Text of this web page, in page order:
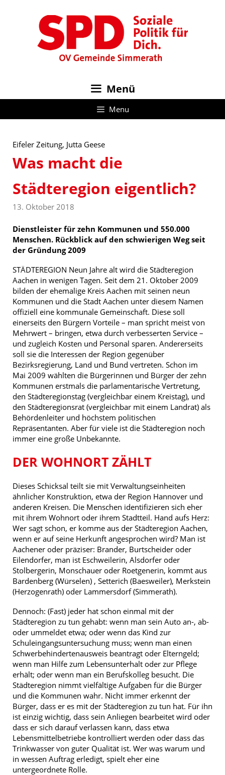
Menü
Menu
Eifeler Zeitung, Jutta Geese
Was macht die
Städteregion eigentlich?
13. Oktober 2018
Dienstleister für zehn Kommunen und 550.000
Menschen. Rückblick auf den schwierigen Weg seit
der Gründung 2009
STÄDTEREGION Neun Jahre alt wird die Städteregion
Aachen in wenigen Tagen. Seit dem 21. Oktober 2009
bilden der ehemalige Kreis Aachen mit seinen neun
Kommunen und die Stadt Aachen unter diesem Namen
offiziell eine kommunale Gemeinschaft. Diese soll
einerseits den Bürgern Vorteile – man spricht meist von
Mehrwert – bringen, etwa durch verbesserten Service –
und zugleich Kosten und Personal sparen. Andererseits
soll sie die Interessen der Region gegenüber
Bezirksregierung, Land und Bund vertreten. Schon im
Mai 2009 wählten die Bürgerinnen und Bürger der zehn
Kommunen erstmals die parlamentarische Vertretung,
den Städteregionstag (vergleichbar einem Kreistag), und
den Städteregionsrat (vergleichbar mit einem Landrat) als
Behördenleiter und höchstem politischen
Repräsentanten. Aber für viele ist die Städteregion noch
immer eine große Unbekannte.
DER WOHNORT ZÄHLT
Dieses Schicksal teilt sie mit Verwaltungseinheiten
ähnlicher Konstruktion, etwa der Region Hannover und
anderen Kreisen. Die Menschen identifizieren sich eher
mit ihrem Wohnort oder ihrem Stadtteil. Hand aufs Herz:
Wer sagt schon, er komme aus der Städteregion Aachen,
wenn er auf seine Herkunft angesprochen wird? Man ist
Aachener oder präziser: Brander, Burtscheider oder
Eilendorfer, man ist Eschweilerin, Alsdorfer oder
Stolbergerin, Monschauer oder Roetgenerin, kommt aus
Bardenberg (Würselen) , Setterich (Baesweiler), Merkstein
(Herzogenrath) oder Lammersdorf (Simmerath).
Dennoch: (Fast) jeder hat schon einmal mit der
Städteregion zu tun gehabt: wenn man sein Auto an-, ab-
oder ummeldet etwa; oder wenn das Kind zur
Schuleingangsuntersuchung muss; wenn man einen
Schwerbehindertenausweis beantragt oder Elterngeld;
wenn man Hilfe zum Lebensunterhalt oder zur Pflege
erhält; oder wenn man ein Berufskolleg besucht. Die
Städteregion nimmt vielfältige Aufgaben für die Bürger
und die Kommunen wahr. Nicht immer erkennt der
Bürger, dass er es mit der Städteregion zu tun hat. Für ihn
ist einzig wichtig, dass sein Anliegen bearbeitet wird oder
dass er sich darauf verlassen kann, dass etwa
Lebensmittelbetriebe kontrolliert werden oder dass das
Trinkwasser von guter Qualität ist. Wer was warum und
in wessen Auftrag erledigt, spielt eher eine
untergeordnete Rolle.